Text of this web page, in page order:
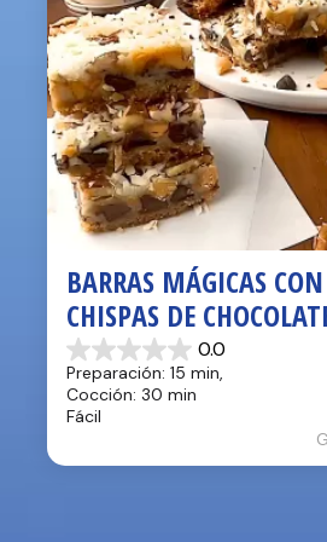
BARRAS MÁGICAS CON
CHISPAS DE
0.0
0.0
de
5
estrellas.
Preparación: 15 min,
Cocción: 30 min
Fácil